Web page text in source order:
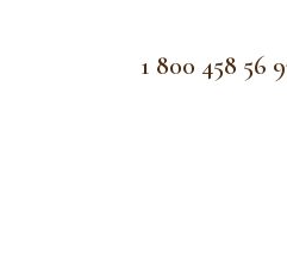
1 800 458 56